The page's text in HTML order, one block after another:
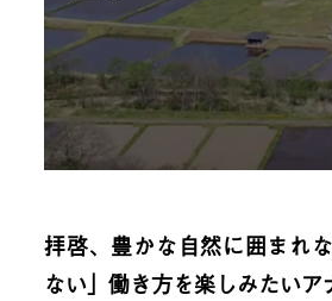
拝啓、豊かな自然に囲まれ
ない」働き方を楽しみたいア